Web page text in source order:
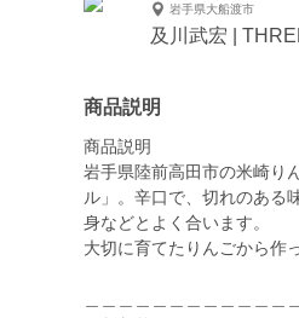
岩手県大船渡市
及川武宏 |
商品説明
商品説明
岩手県陸前高田市の米崎り
ル」。辛口で、切れのある
身などとよく合います。
大切に育てたりんごから作